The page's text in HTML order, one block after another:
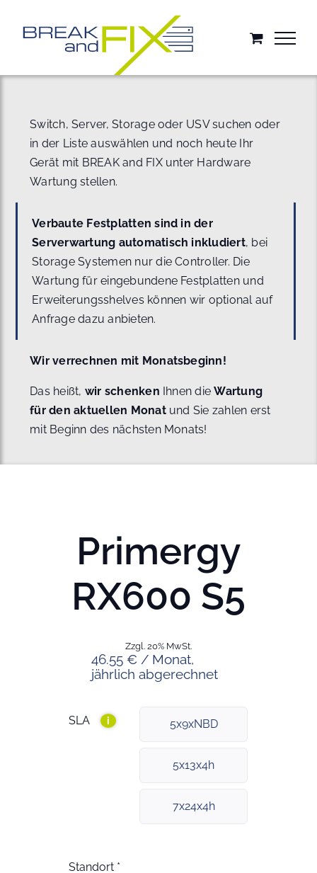
springen
Switch, Server, Storage oder USV suchen oder
in der Liste auswählen und noch heute Ihr
Gerät mit BREAK and FIX unter Hardware
Wartung stellen.
Verbaute Festplatten sind in der
Serverwartung automatisch inkludiert, bei
Storage Systemen nur die Controller. Die
Wartung für eingebundene Festplatten und
Erweiterungsshelves können wir optional auf
Anfrage dazu anbieten.
Wir verrechnen mit Monatsbeginn!
Das heißt, wir schenken Ihnen dieWartung
für den aktuellen Monat und Sie zahlen erst
mit Beginn des nächsten Monats!
Primergy
RX600 S5
46.55 € / Monat,
jährlich abgerechnet
Zzgl. 20% MwSt.
SLA i 5x9xNBD
5x13x4h
7x24x4h
Standort *